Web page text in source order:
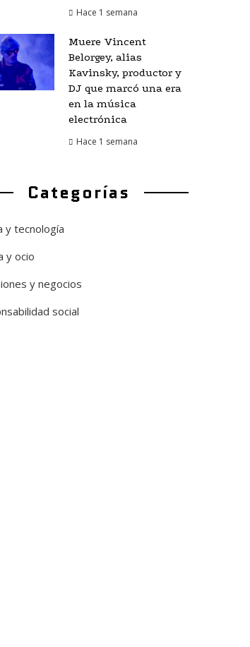
Hace 1 semana
Muere Vincent
Belorgey, alias
Kavinsky, productor y
DJ que marcó una era
en la música
electrónica
Hace 1 semana
Categorías
y tecnología
y ocio
y negocios
social